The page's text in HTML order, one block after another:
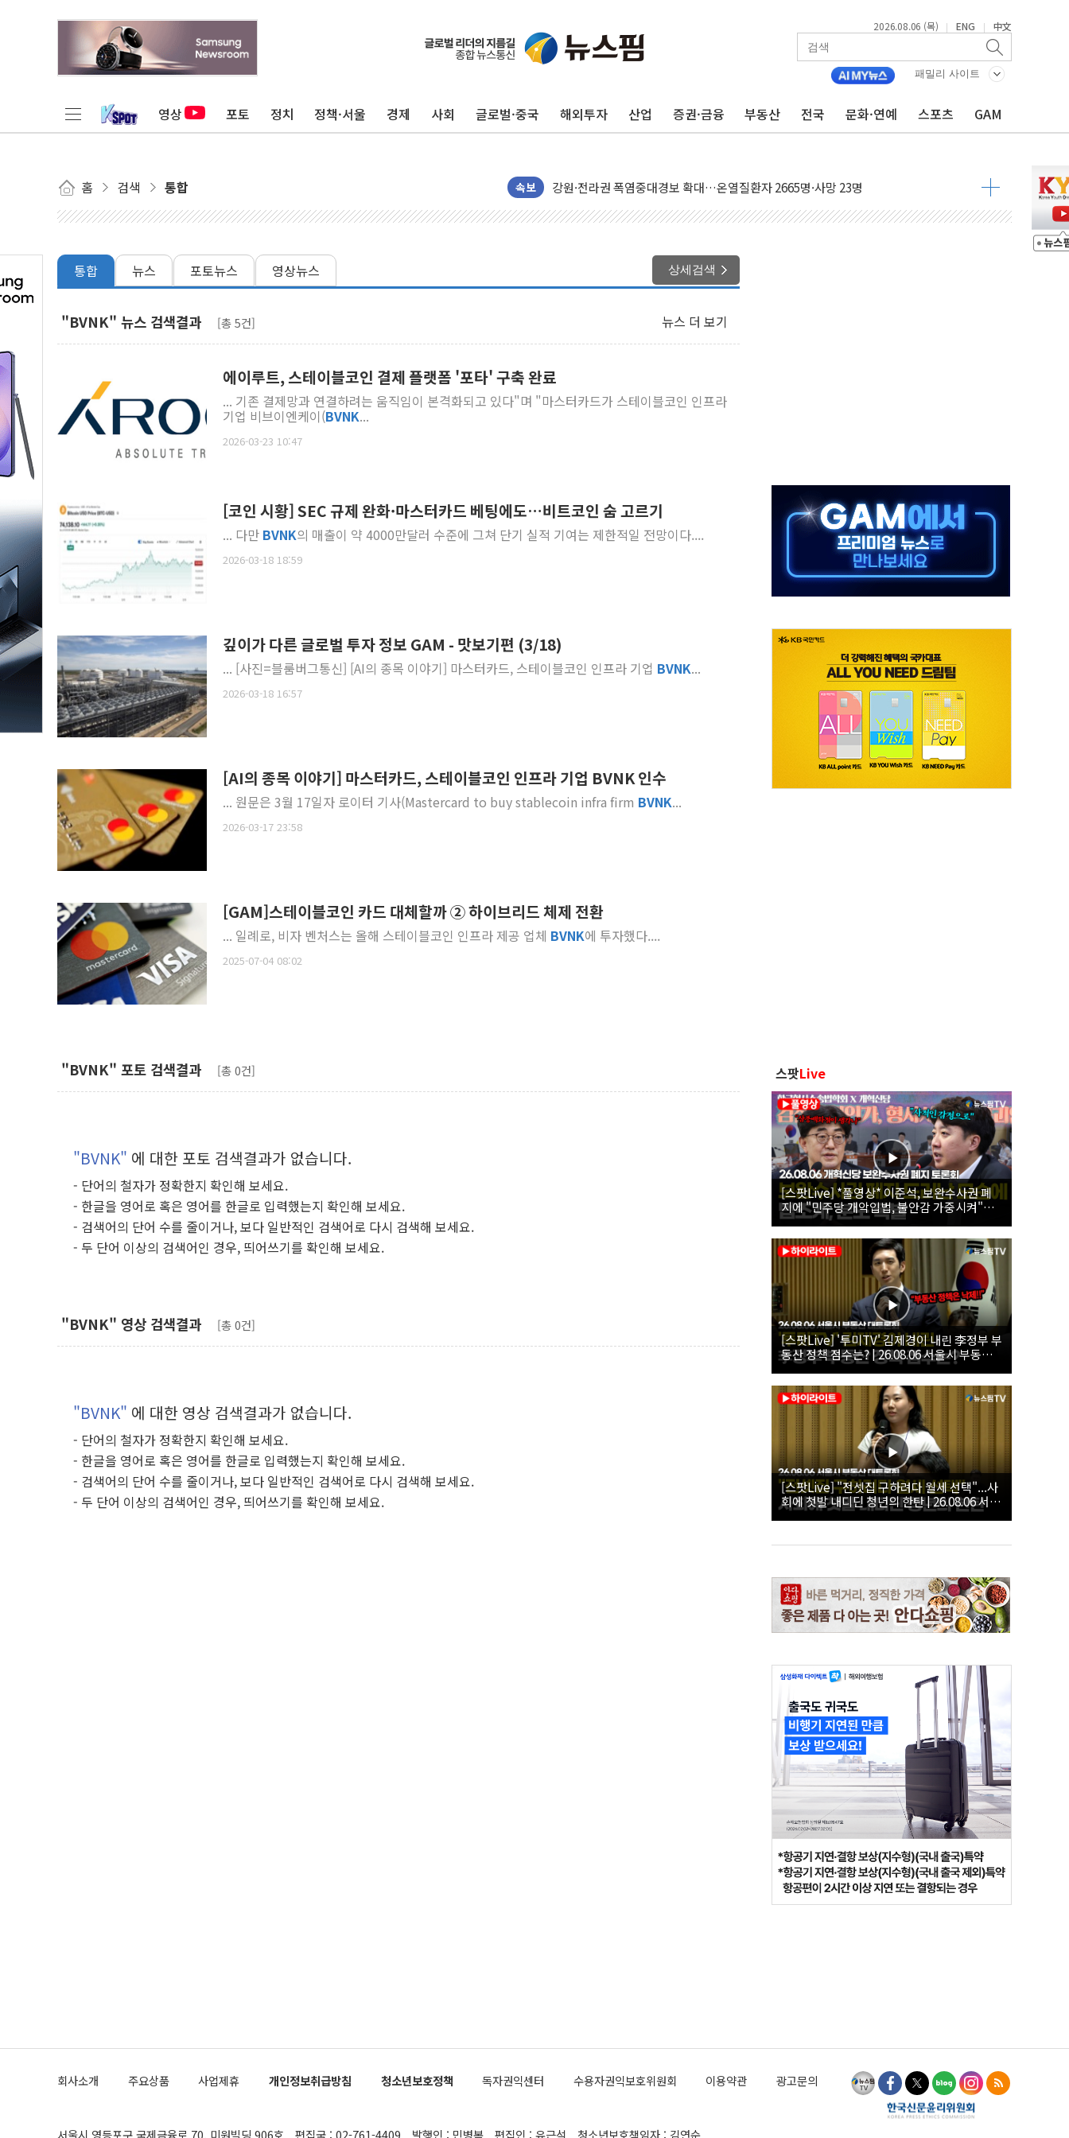
2026.08.06 (목) | ENG | 中文
패밀리 사이트
영상 포토 정치 정책·서울 경제 사회 글로벌·중국 해외투자 산업 증권·금융 부동산 전국 문화·연예 스포츠 GAM
홈 검색 통합 속보
강원도 폭염특보 11일째…온열질환·가축 피해 최소화 '총력 대응'
[코인 시황] 비트코인, ETF 자금 유입에도 박스권…美 암호화폐 법안 처리 여부도 변수
강원·전라권 폭염중대경보 확대…온열질환자 2665명·사망 23명
빚투·레버리지 줄었지만, 반도체 두 종목에 코스피 '휘청'
[2보] 북한, 원산서 동해상 단거리 탄도미사일 발사
종로·중구 오피스 78%가 준공 10년 이상…리뉴얼이 경쟁력 가른다
성폭력 피해자 보호단체, 경찰수사개혁위에 보완수사권 폐지 우려 전달
"5.18은 북한 지령" 설교한 목사 불구속 송치
[종합] 특검, '양평' 원희룡 2차 조사…'당정대 회의' 한동훈·방기선 수사도 속도
CJ온스타일, 2분기 영업익 260억원…전년 比 21.2%↑
AI 연산은 포항, 전력 저장은 영광…지역펀드 9·10호 확정
[속보] 북, 동해상으로 미상 발사체 발사
한국투자증권, 국내 최초 상반기 영업이익 2조 돌파
통합 뉴스 포토뉴스 영상뉴스 상세검색
"BVNK" 뉴스 검색결과 [총 5건] 뉴스 더 보기
에이루트, 스테이블코인 결제 플랫폼 '포타' 구축 완료
... 기존 결제망과 연결하려는 움직임이 본격화되고 있다"며 "마스터카드가 스테이블코인 인프라
기업 비브이엔케이(BVNK...
2026-03-23 10:47
[코인 시황] SEC 규제 완화·마스터카드 베팅에도…비트코인 숨 고르기
... 다만 BVNK의 매출이 약 4000만달러 수준에 그쳐 단기 실적 기여는 제한적일 전망이다....
2026-03-18 18:59
깊이가 다른 글로벌 투자 정보 GAM - 맛보기편 (3/18)
... [사진=블룸버그통신] [AI의 종목 이야기] 마스터카드, 스테이블코인 인프라 기업 BVNK...
2026-03-18 16:57
[AI의 종목 이야기] 마스터카드, 스테이블코인 인프라 기업 BVNK 인수
... 원문은 3월 17일자 로이터 기사(Mastercard to buy stablecoin infra firm BVNK...
2026-03-17 23:58
[GAM]스테이블코인 카드 대체할까 ② 하이브리드 체제 전환
... 일례로, 비자 벤처스는 올해 스테이블코인 인프라 제공 업체 BVNK에 투자했다....
2025-07-04 08:02
"BVNK" 포토 검색결과 [총 0건]
"BVNK" 에 대한 포토 검색결과가 없습니다.
- 단어의 철자가 정확한지 확인해 보세요.
- 한글을 영어로 혹은 영어를 한글로 입력했는지 확인해 보세요.
- 검색어의 단어 수를 줄이거나, 보다 일반적인 검색어로 다시 검색해 보세요.
- 두 단어 이상의 검색어인 경우, 띄어쓰기를 확인해 보세요.
"BVNK" 영상 검색결과 [총 0건]
"BVNK" 에 대한 영상 검색결과가 없습니다.
- 단어의 철자가 정확한지 확인해 보세요.
- 한글을 영어로 혹은 영어를 한글로 입력했는지 확인해 보세요.
- 검색어의 단어 수를 줄이거나, 보다 일반적인 검색어로 다시 검색해 보세요.
- 두 단어 이상의 검색어인 경우, 띄어쓰기를 확인해 보세요.
스팟Live
[스팟Live] *풀영상* 이준석, 보완수사권 폐
지에 "민주당 개악입법, 불안감 가중시켜"｜
26.08.06 개혁신당 보완수사권 폐지 토론회
[스팟Live] '투미TV' 김제경이 내린 李정부 부
동산 정책 점수는? | 26.08.06 서울시 부동산
대토론회
[스팟Live] "전셋집 구하려다 월세 선택"...사
회에 첫발 내디딘 청년의 한탄 | 26.08.06 서울
시 부동산 대토론회
회사소개 주요상품 사업제휴 개인정보취급방침 청소년보호정책 독자권익센터 수용자권익보호위원회 이용약관 광고문의
서울시 영등포구 국제금융로 70, 미원빌딩 906호 편집국 : 02-761-4409 발행인 : 민병복 편집인 : 유근석 청소년보호책임자 : 김연순